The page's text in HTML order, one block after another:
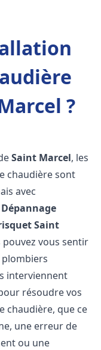
?
Saint Marcel, les
chaudière sont
avec
Saint
pouvez vous sentir
interviennent
résoudre vos
chaudière, que ce
une erreur de
ou une